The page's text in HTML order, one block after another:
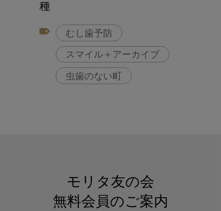
種
むし歯予防
スマイル＋アーカイブ
虫歯のない町
モリタ友の会
無料会員のご案内